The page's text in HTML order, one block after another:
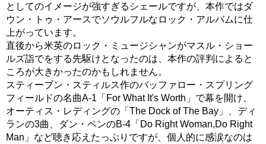
としてのイメージが強すぎるシェールですが、本作ではダ
ウン・トゥ・アースでソウルフルなロック・アルバムに仕
上がっています。
直後から米英のロック・ミュージシャンがマスル・ショー
ルズ詣でをする先駆けとなったのは、本作の評判によると
ころが大きかったのかもしれません。
スティーブン・スティルス作のバッファロー・スプリング
フィールドの名曲A-1「For What It's Worth」で幕を開け、
オーティス・レディングの「The Dock of The Bay」、ディ
ランの3曲、ダン・ペンのB-4「Do Right Woman,Do Right
Man」など聴き応えたっぷりですが、個人的に感涙なのは